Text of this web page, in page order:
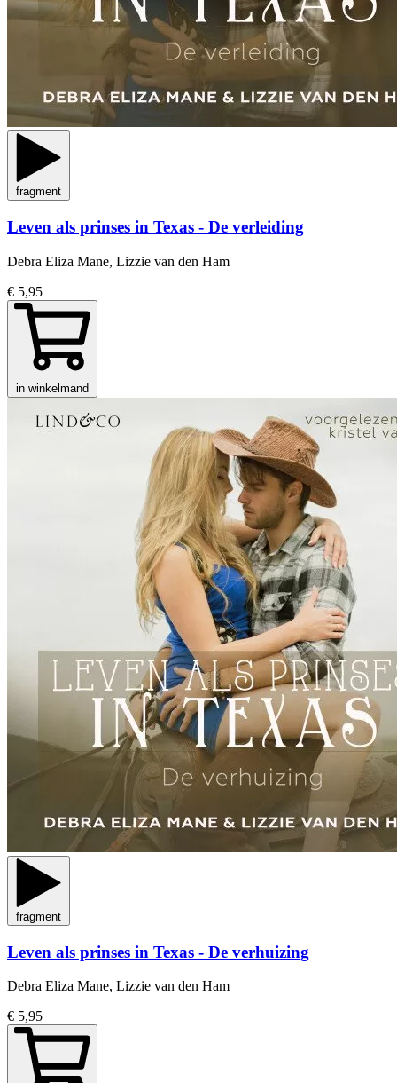
fragment
Leven als prinses in Texas - De verleiding
Debra Eliza Mane, Lizzie van den Ham
€ 5,95
in winkelmand
fragment
Leven als prinses in Texas - De verhuizing
Debra Eliza Mane, Lizzie van den Ham
€ 5,95